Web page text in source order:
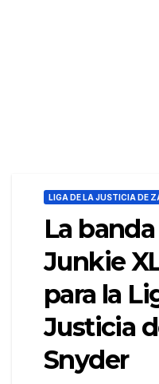
LIGA DE LA JUSTICIA DE
La
Junkie
para la
Justicia
Snyder